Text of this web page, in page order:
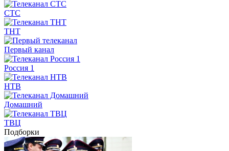
СТС
ТНТ
Первый канал
Россия 1
НТВ
Домашний
ТВЦ
Подборки